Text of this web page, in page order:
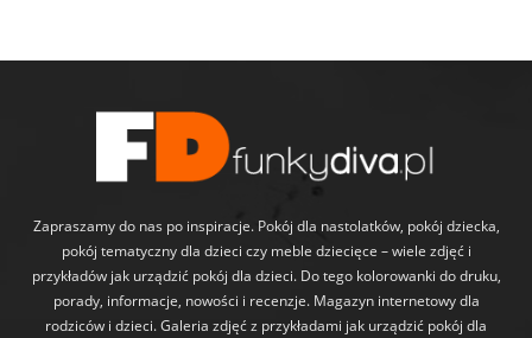
Zapraszamy do nas po inspiracje. Pokój dla nastolatków, pokój dziecka,
pokój tematyczny dla dzieci czy meble dziecięce – wiele zdjęć i
przykładów jak urządzić pokój dla dzieci. Do tego kolorowanki do druku,
porady, informacje, nowości i recenzje. Magazyn internetowy dla
rodziców i dzieci. Galeria zdjęć z przykładami jak urządzić pokój dla